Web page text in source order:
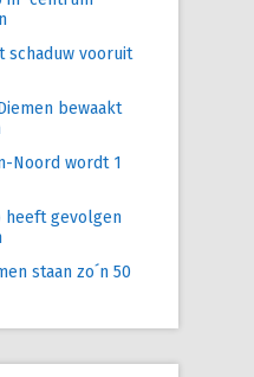
schaduw vooruit
bewaakt
Noord wordt 1
heeft gevolgen
staan zo´n 50